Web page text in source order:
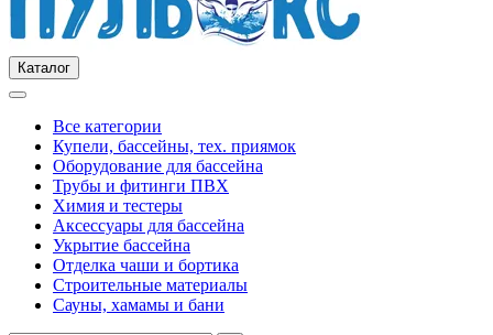
Каталог
Все категории
Купели, бассейны, тех. приямок
Оборудование для бассейна
Трубы и фитинги ПВХ
Химия и тестеры
Аксессуары для бассейна
Укрытие бассейна
Отделка чаши и бортика
Строительные материалы
Сауны, хамамы и бани